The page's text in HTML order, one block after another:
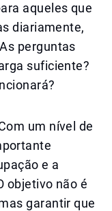
aqueles que
diariamente,
perguntas
suficiente?
um nível de
e a
objetivo não é
garantir que